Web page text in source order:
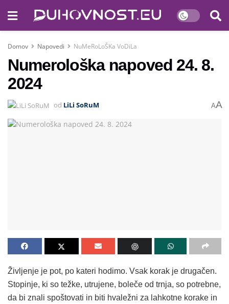
Domov Napovedi NuMeRoLoŠKa VoDiLa
Numerološka napoved 24. 8.
2024
od LiLi SoRuM AA
Življenje je pot, po kateri hodimo. Vsak korak je drugačen.
Stopinje, ki so težke, utrujene, boleče od trnja, so potrebne,
da bi znali spoštovati in biti hvaležni za lahkotne korake in